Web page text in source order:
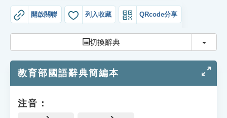
成語故事
索引選單
單字索引
開啟關聯 列入收藏 QRcode分享
切換辭典 切換
教育部國語辭典簡編本
注音：